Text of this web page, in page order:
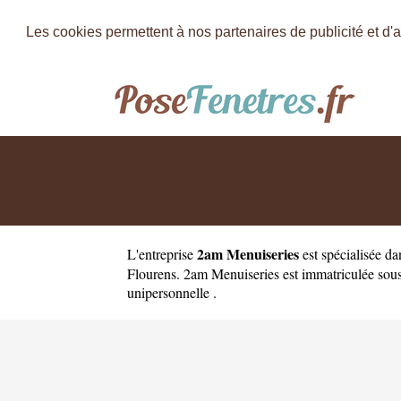
Les cookies permettent à nos partenaires de publicité et
L'entreprise2am Menuiseriesestspécialisée
Flourens. 2am Menuiseries est immatriculée
unipersonnelle .